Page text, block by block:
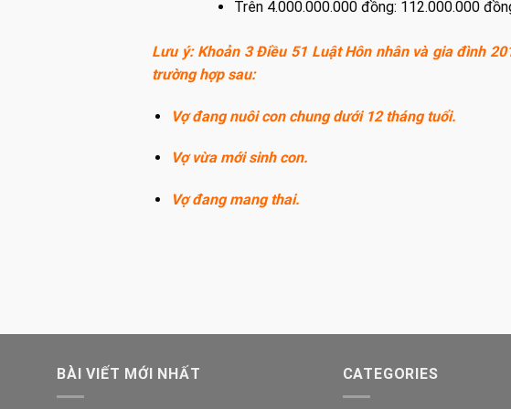
Trên 4.000.000.000 đồng: 112.000.000
Lưu ý: Khoản 3 Điều 51 Luật Hôn nhân và gia đình
trường hợp sau:
Vợ đang nuôi con chung dưới 12 tháng tuổi.
Vợ vừa mới sinh con.
Vợ đang mang thai.
BÀI VIẾT MỚI NHẤT CATEGORIES